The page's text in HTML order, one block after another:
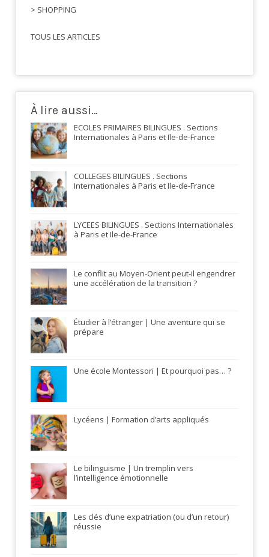
> SHOPPING
TOUS LES ARTICLES
À lire aussi…
ECOLES PRIMAIRES BILINGUES . Sections
Internationales à Paris et Ile-de-France
COLLEGES BILINGUES . Sections
Internationales à Paris et Ile-de-France
LYCEES BILINGUES . Sections Internationales
à Paris et Ile-de-France
Le conflit au Moyen-Orient peut-il engendrer
une accélération de la transition ?
Étudier à l’étranger | Une aventure qui se
prépare
Une école Montessori | Et pourquoi pas… ?
Lycéens | Formation d’arts appliqués
Le bilinguisme | Un tremplin vers
l’intelligence émotionnelle
Les clés d’une expatriation (ou d’un retour)
réussie